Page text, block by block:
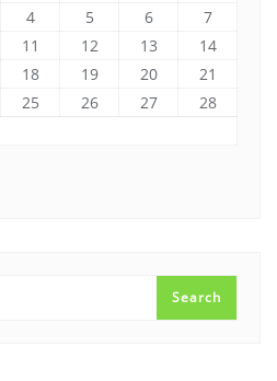
4 5 6
7
11 12 13
14
18 19 20
21
25 26 27
28